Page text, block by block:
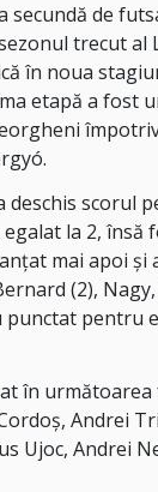
secundă de
trecut al
în noua
etapă a fost
deschis scorul
egalat la 2, însă
mai apoi și
(2),
punctat pentru
în
Andrei
Ujoc, Andrei